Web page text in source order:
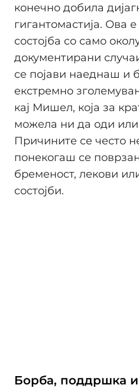
конечно добила
гигантомастија. Ова
состојба со само
документирани
се појави наеднаш и
екстремно
кај Мишел, која за
можела ни да оди
Причините се често
понекогаш се
бременост, лекови
состојби.
Борба, поддршка и